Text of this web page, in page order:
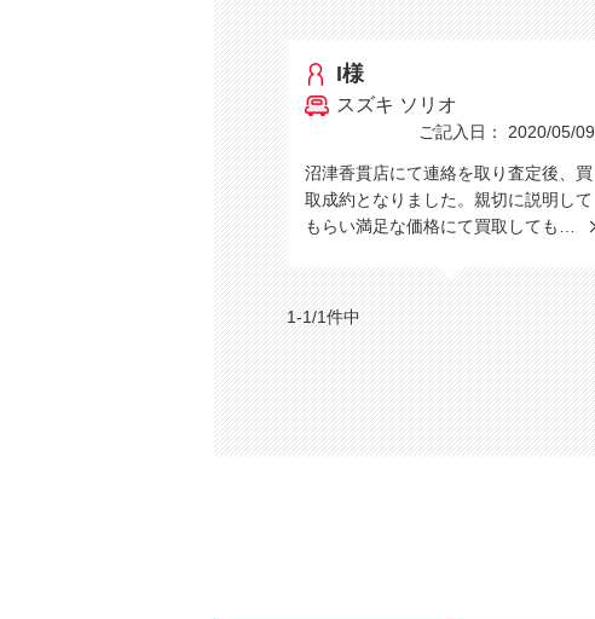
I様
スズキ ソリオ
ご記入日： 2020/05/09
沼津香貫店にて連絡を取り査定後、買
取成約となりました。親切に説明して
もらい満足な価格にて買取しても…
1-1/1件中